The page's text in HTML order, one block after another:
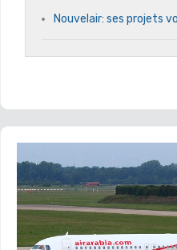
Nouvelair: ses projets